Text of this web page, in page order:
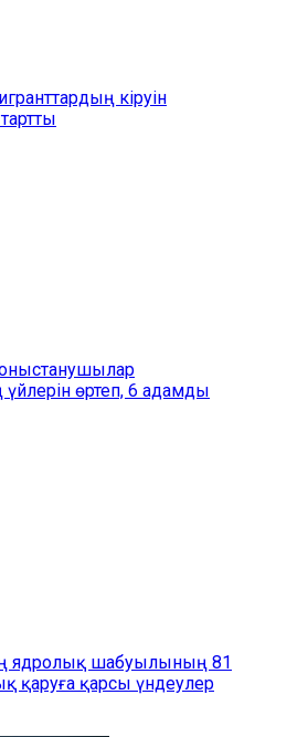
кіруін
өртеп, 6 адамды
ядролық шабуылының 81
қаруға қарсы үндеулер